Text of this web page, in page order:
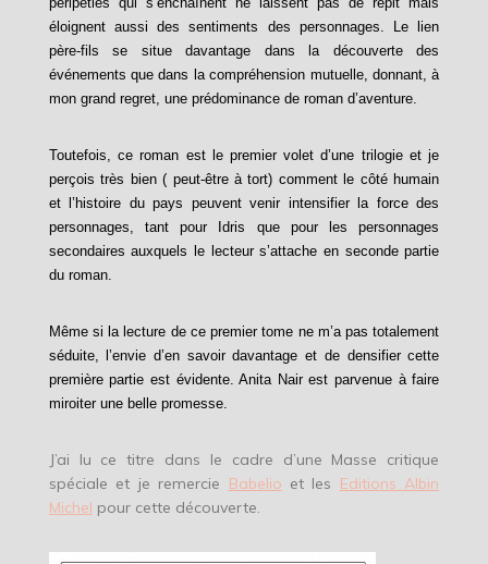
éloignent aussi des sentiments des personnages. Le lien
père-fils se situe davantage dans la découverte des
événements que dans la compréhension mutuelle, donnant, à
mon grand regret, une prédominance de roman d’aventure.
Toutefois, ce roman est le premier volet d’une trilogie et je
perçois très bien ( peut-être à tort) comment le côté humain
et l’histoire du pays peuvent venir intensifier la force des
personnages, tant pour Idris que pour les personnages
secondaires auxquels le lecteur s’attache en seconde partie
du roman.
Même si la lecture de ce premier tome ne m’a pas totalement
séduite, l’envie d’en savoir davantage et de densifier cette
première partie est évidente. Anita Nair est parvenue à faire
miroiter une belle promesse.
J’ai lu ce titre dans le cadre d’une Masse critique
spéciale et je remercie Babelio et les Editions Albin
Michel pour cette découverte.